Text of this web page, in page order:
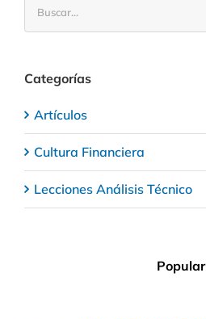
Categorías
Artículos
Cultura Financiera
Lecciones Análisis Técnico
Popular